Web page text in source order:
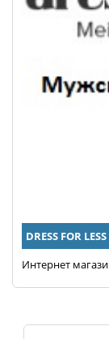
DRESS FOR LESS
Интернет